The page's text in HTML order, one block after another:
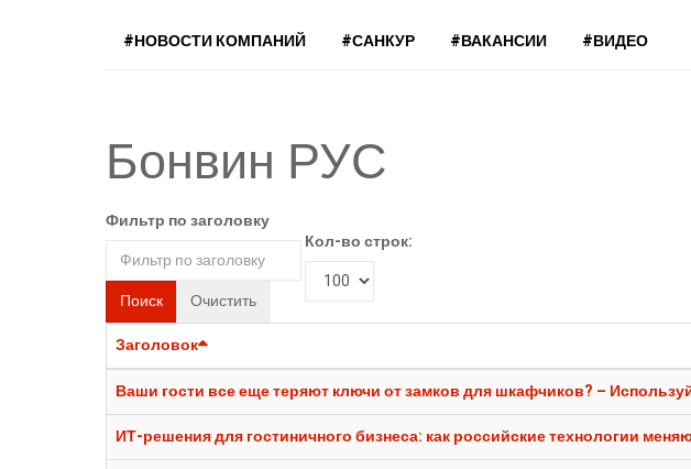
#НОВОСТИ КОМПАНИЙ #САНКУР #ВАКАНСИИ #ВИДЕО
Бонвин РУС
Фильтр по заголовку
Поиск Очистить
Кол-во строк:
Заголовок
Ваши гости все еще теряют ключи от замков для шкафчиков? –
ИТ-решения для гостиничного бизнеса: как российские технологии